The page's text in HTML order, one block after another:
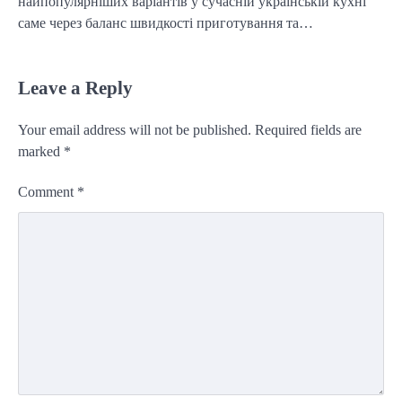
саме через баланс швидкості приготування та…
Leave a Reply
Your email address will not be published. Required fields are
marked *
Comment *